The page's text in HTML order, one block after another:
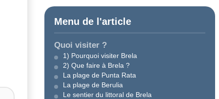
Menu de l'article
Quoi visiter ?
1) Pourquoi visiter Brela
2) Que faire à Brela ?
La plage de Punta Rata
La plage de Berulia
Le sentier du littoral de Brela